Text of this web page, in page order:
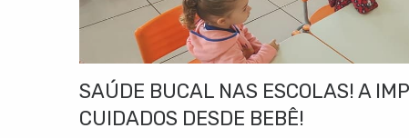
SAÚDE BUCAL NAS ESCOLAS! A
CUIDADOS DESDE BEBÊ!